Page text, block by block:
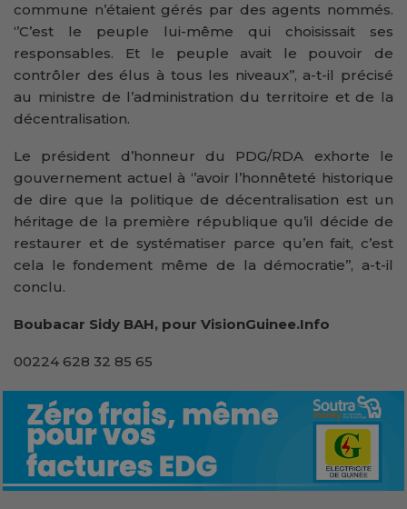
commune n’étaient gérés par des agents nommés.
‘’C’est le peuple lui-même qui choisissait ses
responsables. Et le peuple avait le pouvoir de
contrôler des élus à tous les niveaux’’, a-t-il précisé
au ministre de l’administration du territoire et de la
décentralisation.
Le président d’honneur du PDG/RDA exhorte le
gouvernement actuel à ‘’avoir l’honnêteté historique
de dire que la politique de décentralisation est un
héritage de la première république qu’il décide de
restaurer et de systématiser parce qu’en fait, c’est
cela le fondement même de la démocratie’’, a-t-il
conclu.
Boubacar Sidy BAH, pour VisionGuinee.Info
00224 628 32 85 65